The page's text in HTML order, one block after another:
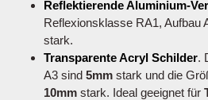
Reflektierende Aluminium-
Reflexionsklasse RA1, Aufbau
stark.
Transparente Acryl Schilder.
A3 sind 5mm stark und die
10mm stark. Ideal geeignet für